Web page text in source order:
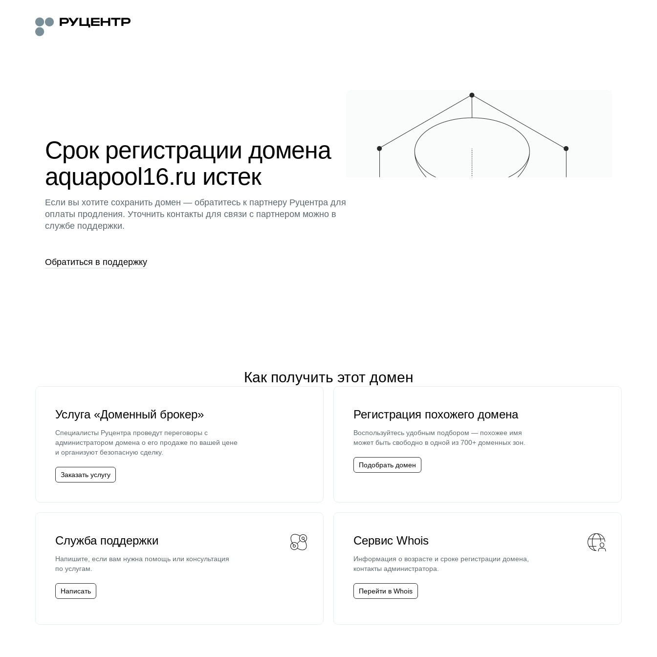
Срок регистрации домена
aquapool16.ru истек
Если вы хотите сохранить домен — обратитесь к партнеру Руцентра для
оплаты продления. Уточнить контакты для связи с партнером можно в
службе поддержки.
Обратиться в поддержку
Как получить этот домен
Услуга «Доменный брокер»
Специалисты Руцентра проведут переговоры с
администратором домена о его продаже по вашей цене
и организуют безопасную сделку.
Заказать услугу
Регистрация похожего домена
Воспользуйтесь удобным подбором — похожее имя
может быть свободно в одной из 700+ доменных зон.
Подобрать домен
Служба поддержки
Напишите, если вам нужна помощь или консультация
по услугам.
Написать
Сервис Whois
Информация о возрасте и сроке регистрации домена,
контакты администратора.
Перейти в Whois